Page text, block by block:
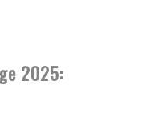
2025: